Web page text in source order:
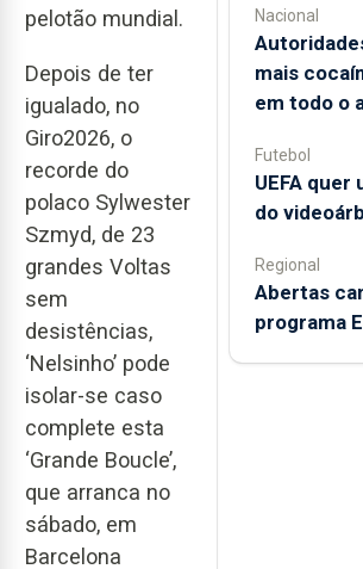
pelotão mundial.
Depois de ter
igualado, no
Giro2026, o
recorde do
polaco Sylwester
Szmyd, de 23
grandes Voltas
sem
desistências,
‘Nelsinho’ pode
isolar-se caso
complete esta
‘Grande Boucle’,
que arranca no
sábado, em
Barcelona
Nacional
mais
em todo o
Futebol
UEFA
do
Regional
Abertas
programa